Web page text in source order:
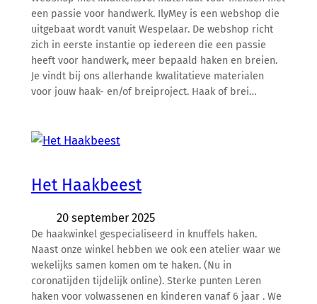
een passie voor handwerk. IlyMey is een webshop die
uitgebaat wordt vanuit Wespelaar. De webshop richt
zich in eerste instantie op iedereen die een passie
heeft voor handwerk, meer bepaald haken en breien.
Je vindt bij ons allerhande kwalitatieve materialen
voor jouw haak- en/of breiproject. Haak of brei…
Het Haakbeest
20 september 2025
De haakwinkel gespecialiseerd in knuffels haken.
Naast onze winkel hebben we ook een atelier waar we
wekelijks samen komen om te haken. (Nu in
coronatijden tijdelijk online). Sterke punten Leren
haken voor volwassenen en kinderen vanaf 6 jaar . We